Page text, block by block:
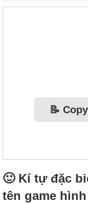
📝 Copy
🙂‍ Kí tự đặc
tên game